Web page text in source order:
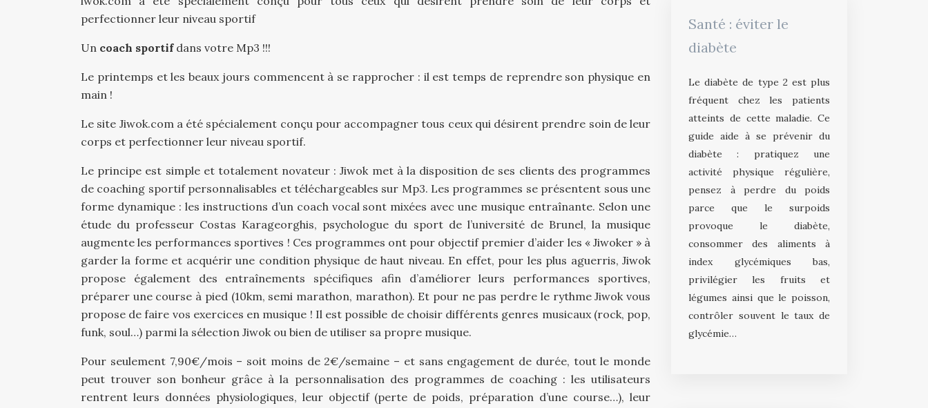
perfectionner leur niveau sportif
Un coach sportifdans votre Mp3 !!!
Le printemps et les beaux jours commencent à se rapprocher : il est temps de reprendre son physique en
main !
Le site Jiwok.com a été spécialement conçu pour accompagner tous ceux qui désirent prendre soin de leur
corps et perfectionner leur niveau sportif.
Le principe est simple et totalement novateur : Jiwok met à la disposition de ses clients des programmes
de coaching sportif personnalisables et téléchargeables sur Mp3. Les programmes se présentent sous une
forme dynamique : les instructions d’un coach vocal sont mixées avec une musique entraînante. Selon une
étude du professeur Costas Karageorghis, psychologue du sport de l’université de Brunel, la musique
augmente les performances sportives ! Ces programmes ont pour objectif premier d’aider les « Jiwoker » à
garder la forme et acquérir une condition physique de haut niveau. En effet, pour les plus aguerris, Jiwok
propose également des entraînements spécifiques afin d’améliorer leurs performances sportives,
préparer une course à pied (10km, semi marathon, marathon). Et pour ne pas perdre le rythme Jiwok vous
propose de faire vos exercices en musique ! Il est possible de choisir différents genres musicaux (rock, pop,
funk, soul…) parmi la sélection Jiwok ou bien de utiliser sa propre musique.
Pour seulement 7,90€/mois – soit moins de 2€/semaine – et sans engagement de durée, tout le monde
peut trouver son bonheur grâce à la personnalisation des programmes de coaching : les utilisateurs
rentrent leurs données physiologiques, leur objectif (perte de poids, préparation d’une course…), leur
Santé : éviter le
diabète
Le diabète de type 2 est plus
fréquent chez les patients
atteints de cette maladie. Ce
guide aide à se prévenir du
diabète : pratiquez une
activité physique régulière,
pensez à perdre du poids
parce que le surpoids
provoque le diabète,
consommer des aliments à
index glycémiques bas,
privilégier les fruits et
légumes ainsi que le poisson,
contrôler souvent le taux de
glycémie…